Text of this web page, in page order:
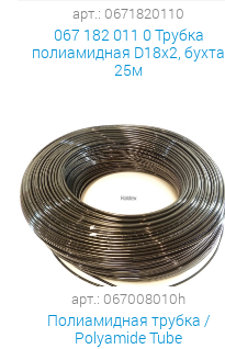
арт.: 0671820110
067 182 011 0 Трубка
полиамидная D18х2, бухта
25м
арт.: 067008010h
Полиамидная трубка /
Polyamide Tube